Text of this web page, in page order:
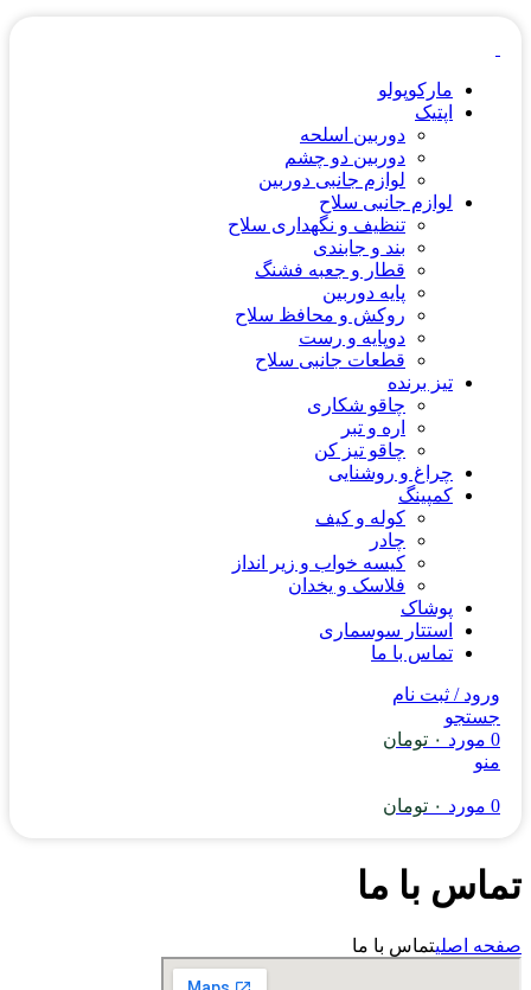
مارکوپولو
اپتیک
دوربین اسلحه
دوربین دو چشم
لوازم جانبی دوربین
لوازم جانبی سلاح
تنظیف و نگهداری سلاح
بند و جابندی
قطار و جعبه فشنگ
پایه دوربین
روکش و محافظ سلاح
دوپایه و رست
قطعات جانبی سلاح
تیز برنده
چاقو شکاری
اره و تبر
چاقو تیز کن
چراغ و روشنایی
کمپینگ
کوله و کیف
چادر
کیسه خواب و زیر انداز
فلاسک و یخدان
پوشاک
استتار سوسماری
تماس با ما
ورود / ثبت نام
جستجو
0 مورد ۰ تومان
منو
0 مورد ۰ تومان
تماس با ما
صفحه اصلیتماس با ما